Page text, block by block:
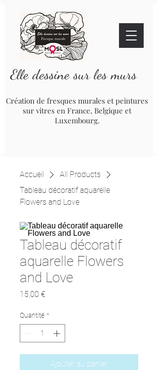
Elle dessine sur les murs
Création de fresques murales et peintures
sur vitres en France, Belgique et
Luxembourg.
Accueil
All Products
Tableau décoratif aquarelle
Flowers and Love
Tableau décoratif
aquarelle Flowers
and Love
15,00 €
Quantité *
Ajouter au panier